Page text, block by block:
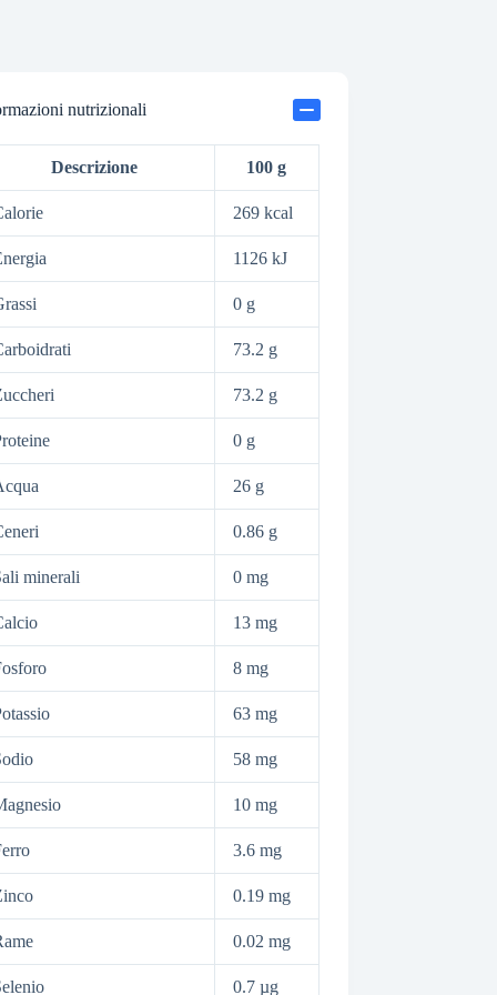
nutrizionali
Descrizione 100 g
269 kcal
1126 kJ
0 g
73.2 g
73.2 g
0 g
26 g
0.86 g
minerali 0 mg
13 mg
8 mg
63 mg
58 mg
10 mg
3.6 mg
0.19 mg
0.02 mg
0.7 µg